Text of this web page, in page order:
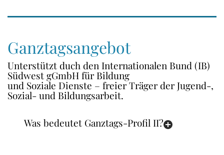
Ganztagsangebot
Unterstützt duch den Internationalen Bund (IB)
Südwest gGmbH für Bildung
und Soziale Dienste – freier Träger der Jugend-,
Sozial- und Bildungsarbeit.
Was bedeutet Ganztags-Profil II?